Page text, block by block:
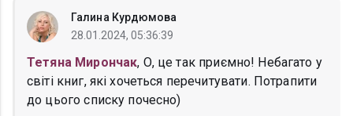
Галина Курдюмова
28.01.2024, 05:36:39
Тетяна Мирончак, О, це так приємно! Небагато у
світі книг, які хочеться перечитувати. Потрапити
до цього списку почесно)